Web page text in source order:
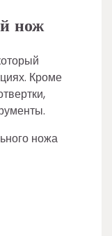
нож
Кроме
ножа